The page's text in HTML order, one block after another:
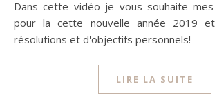
Dans cette vidéo je vous souhaite mes meilleurs voeux
pour la cette nouvelle année 2019
résolutions et d'objectifs personnels!
LIRE LA SUITE